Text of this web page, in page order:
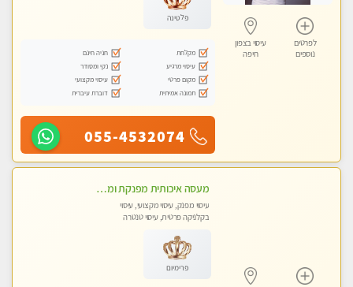
לפרטים
נוספים
עיסוי בצפון
חיפה
פלטינה
מקלחת
חניה חינם
עיסוי מרגיע
נקי ומסודר
מקום פרטי
עיסוי מקצועי
תמונה אמיתית
דוברת עיברית
055-4532074
מעסה איכותית מפנקת ומקצועית מאוד - טל- 0544840029
עיסוי מפנק, עיסוי מקצועי, עיסוי
בקלניקה פרטית, עיסוי טנטרה
פרימיום